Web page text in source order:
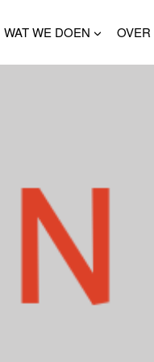
WAT WE DOEN